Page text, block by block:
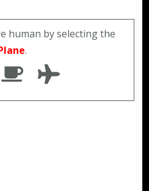
human by selecting the
.